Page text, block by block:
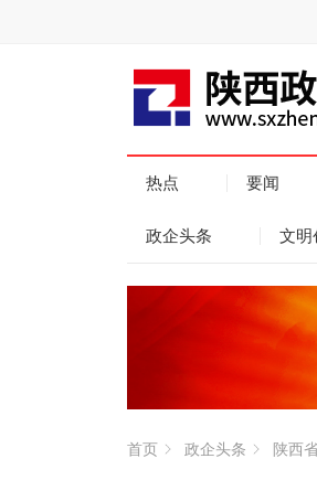
热点 要闻
政企头条 文明
首页 政企头条 陕西